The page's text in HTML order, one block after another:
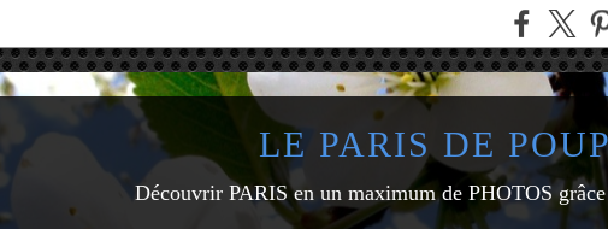
LE PARIS DE
Découvrir PARIS en un maximum de PHOTOS